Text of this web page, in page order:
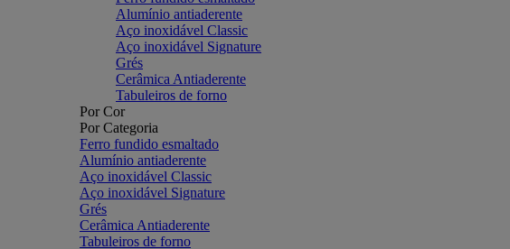
Alumínio antiaderente
Aço inoxidável Classic
Aço inoxidável Signature
Grés
Cerâmica Antiaderente
Tabuleiros de forno
Por Cor
Por Categoria
Ferro fundido esmaltado
Alumínio antiaderente
Aço inoxidável Classic
Aço inoxidável Signature
Grés
Cerâmica Antiaderente
Tabuleiros de forno